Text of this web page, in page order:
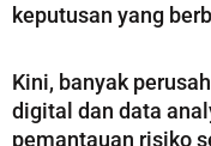
keputusan yang
Kini, banyak
digital dan data
pemantauan risiko